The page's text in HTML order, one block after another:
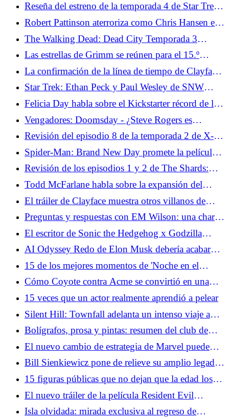
Reseña del estreno de la temporada 4 de Star Trek:
Strange New Worlds - Valles Marineris
Robert Pattinson aterroriza como Chris Hansen en
el tráiler completo en horario estelar
The Walking Dead: Dead City Temporada 3
Episodio 2 Revisión - Booby Trapped
Las estrellas de Grimm se reúnen para el 15.º
aniversario y revelan dónde se encuentra la película
La confirmación de la línea de tiempo de Clayface
plantea preguntas sobre la DCU
Star Trek: Ethan Peck y Paul Wesley de SNW
sobre la forja de la amistad entre Kirk y Spock
Felicia Day habla sobre el Kickstarter récord de la
película The Guild Reunion
Vengadores: Doomsday - ¿Steve Rogers es
realmente Steve Rogers?
Revisión del episodio 8 de la temporada 2 de X-
Men '97: Jugando una mala mano
Spider-Man: Brand New Day promete la película
de Spidey más oscura hasta el momento
Revisión de los episodios 1 y 2 de The Shards:
conozca a los psicópatas adolescentes
estadounidenses de la autoficción autoerótica
Todd McFarlane habla sobre la expansión del
universo Spawn antes de su gran aniversario
El tráiler de Clayface muestra otros villanos de
Batman
Preguntas y respuestas con EM Wilson: una charla
con el escritor detrás del libro viral 'Situationship'
El escritor de Sonic the Hedgehog x Godzilla
habla sobre cruces imposibles de escalamiento de
potencia
AI Odyssey Redo de Elon Musk debería acabar
con las conversaciones sobre películas sobre IA de
una vez por todas
15 de los mejores momentos de 'Noche en el
Museo'
Cómo Coyote contra Acme se convirtió en una
saga de Hollywood de David contra Goliat en la
vida real
15 veces que un actor realmente aprendió a pelear
Silent Hill: Townfall adelanta un intenso viaje a
través de una nueva ciudad encantada
Bolígrafos, prosa y pintas: resumen del club de
escritura SDCC de Wattpad
El nuevo cambio de estrategia de Marvel puede
poner fin a sus programas de acción en vivo
Bill Sienkiewicz pone de relieve su amplio legado
en un nuevo documental
15 figuras públicas que no dejan que la edad los
defina
El nuevo tráiler de la película Resident Evil
confirma que los fanáticos de OG están al volante
Isla olvidada: mirada exclusiva al regreso de